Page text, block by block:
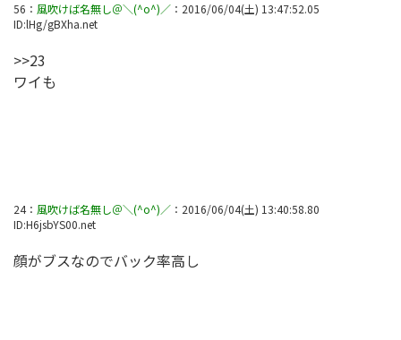
56 ： 風吹けば名無し＠＼(^o^)／ ： 2016/06/04(土) 13:47:52.05
ID:lHg/gBXha.net
>>23
ワイも
24： 風吹けば名無し＠＼(^o^)／ ： 2016/06/04(土) 13:40:58.80
ID:H6jsbYS00.net
顔がブスなのでバック率高し